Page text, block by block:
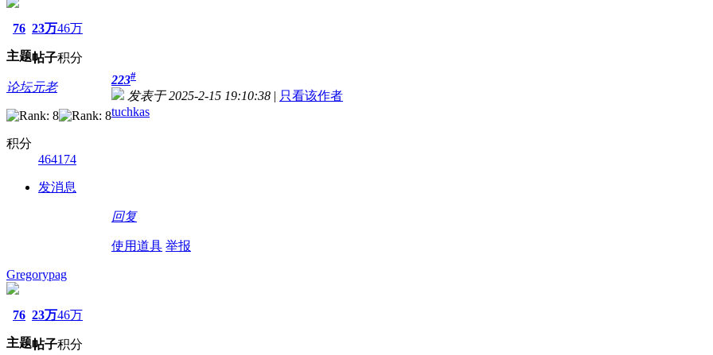
76
主题
23万
帖子
46万
积分
论坛元老
积分
464174
发消息
223#
发表于 2025-2-15 19:10:38 | 只看该作者
tuchkas
回复
使用道具 举报
Gregorypag
76
主题
23万
帖子
46万
积分